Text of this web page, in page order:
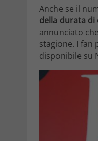
Anche se il
della durata di
annunciato che
stagione. I fan
disponibile su